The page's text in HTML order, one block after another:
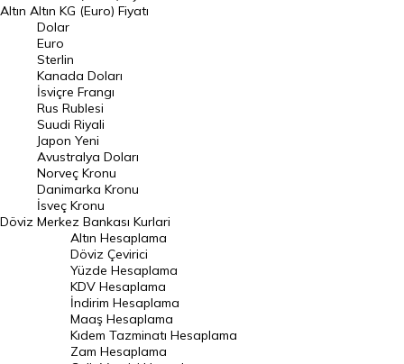
Euro Kuru
Pound Kuru
Frank Kuru
Riyal Kuru
Avustralya Doları
Danimarka Kronu Kuru
Kanada Doları Kuru
Norveç Kronu Kuru
İsveç Kronu Kuru
Japon Yeni Kuru
Serbest Piyasa Döviz Kurları
Merkez Bankası Döviz Kurları
Altın Altın KG (Euro) Fiyatı
Döviz
Dolar
Euro
Sterlin
Kanada Doları
İsviçre Frangı
Rus Rublesi
Suudi Riyali
Japon Yeni
Avustralya Doları
Norveç Kronu
Danimarka Kronu
İsveç Kronu
Merkez Bankası Kurlari
Altın Hesaplama
Döviz Çevirici
Yüzde Hesaplama
KDV Hesaplama
İndirim Hesaplama
Maaş Hesaplama
Kıdem Tazminatı Hesaplama
Zam Hesaplama